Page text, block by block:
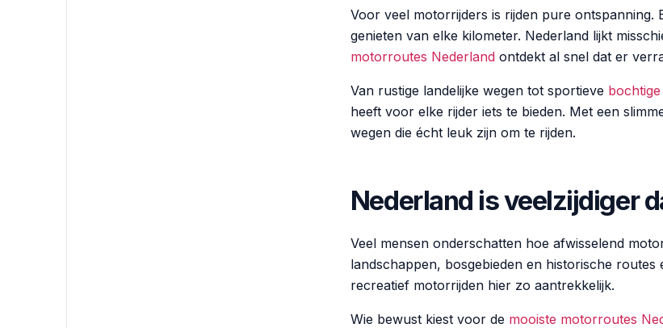
Voor veel motorrijders is rijden pure
genieten van elke kilometer. Nederland lijkt
motorroutes Nederlandontdekt al snel dat er
Van rustige landelijke wegen tot sportieve
heeft voor elke rijder iets te bieden. Met een
wegen die écht leuk zijn om te rijden.
Nederland is veelzijdiger
Veel mensen onderschatten hoe afwisselend
landschappen, bosgebieden en historische
recreatief motorrijden hier zo aantrekkelijk.
Wie bewust kiest voor de mooiste motorroutes